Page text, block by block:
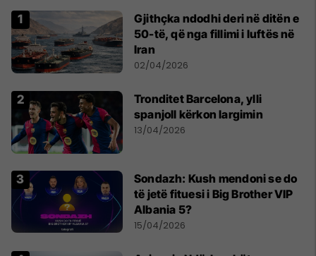
Gjithçka ndodhi deri në ditën e
50-të, që nga fillimi i luftës në
Iran
02/04/2026
Tronditet Barcelona, ylli
spanjoll kërkon largimin
13/04/2026
Sondazh: Kush mendoni se do
të jetë fituesi i Big Brother VIP
Albania 5?
15/04/2026